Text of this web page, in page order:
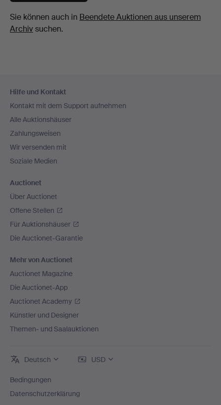
Sie können auch in Beendete Auktionen aus unserem
Archivsuchen.
Navigation
Hilfe und Kontakt
Kontakt mit dem Support aufnehmen
Alle Auktionshäuser
Zahlungsweisen
Wir versenden mit
Soziale Medien
Auctionet
Über Auctionet
Offene Stellen
Für Auktionshäuser
Die Auctionet-Garantie
Mehr von Auctionet
Auctionet Magazine
Die Auctionet-App
Auctionet Academy
Künstler und Designer
Themen- und Saalauktionen
Deutsch USD
Bedingungen
Datenschutzerklärung